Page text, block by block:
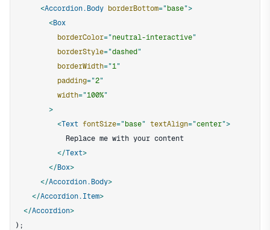
<Accordion.Body borderBottom="base">
<Box
borderColor="neutral-interactive"
borderStyle="dashed "
borderWidth="1"
padding="2"
width="100%"
>
<Text fontSize="base" textAlign="center">
</Text>
</ Box>
</Accordion.Body>
</Accordion.Item>
</Accordion>
) ;